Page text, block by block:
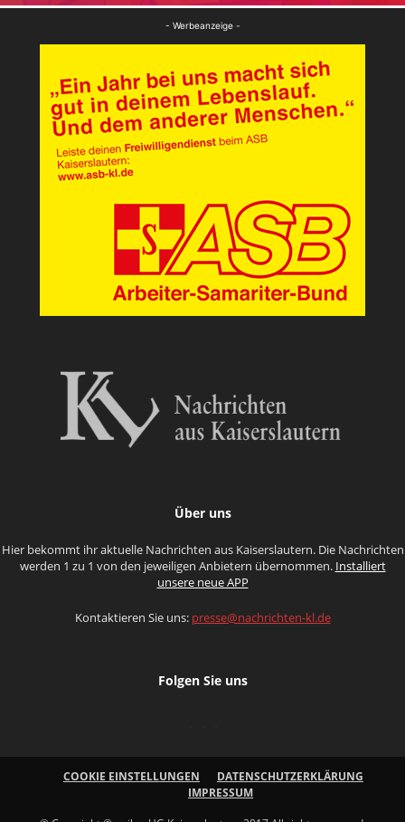
- Werbeanzeige -
Über uns
Hier bekommt ihr aktuelle Nachrichten aus Kaiserslautern. Die Nachrichten
werden 1 zu 1 von den jeweiligen Anbietern übernommen. Installiert
unsere neue APP
Kontaktieren Sie uns: presse@nachrichten-kl.de
Folgen Sie uns
COOKIE EINSTELLUNGEN
DATENSCHUTZERKLÄRUNG
IMPRESSUM